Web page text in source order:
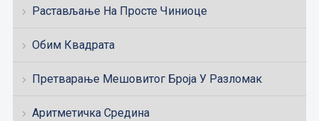
Растављање На Просте Чиниоце
Обим Квадрата
Претварање Мешовитог Броја У Разломак
Аритметичка Средина